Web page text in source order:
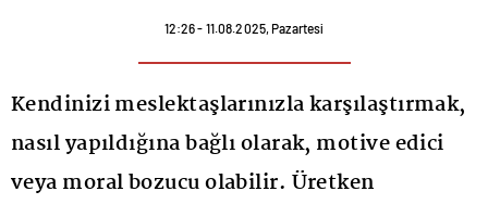
12:26 - 11.08.2025, Pazartesi
Kendinizi meslektaşlarınızla karşılaştırmak,
nasıl yapıldığına bağlı olarak, motive edici
veya moral bozucu olabilir. Üretken